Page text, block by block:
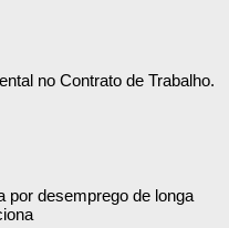
no Contrato de Trabalho.
por desemprego de longa